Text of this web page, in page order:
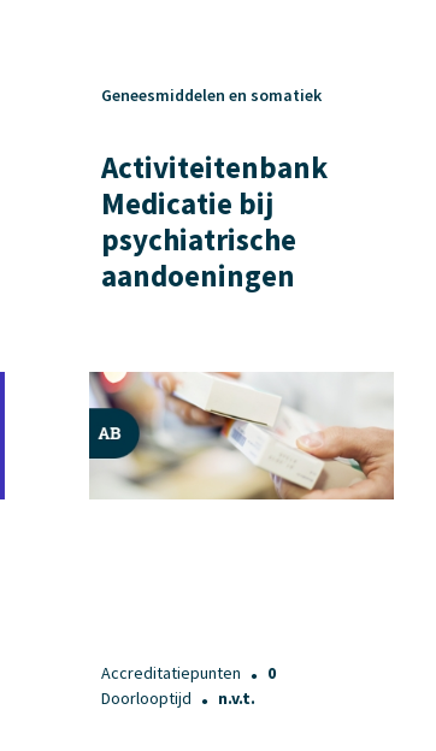
Activiteitenbank
Medicatie bij
psychiatrische
aandoeningen
Geneesmiddelen en somatiek
Accreditatiepunten ●
0
Doorlooptijd
● n.v.t.